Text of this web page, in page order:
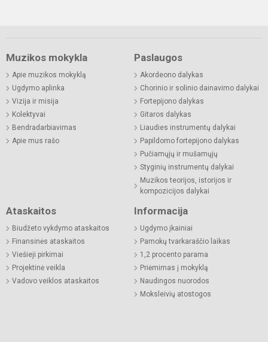
Muzikos mokykla
Apie muzikos mokyklą
Ugdymo aplinka
Vizija ir misija
Kolektyvai
Bendradarbiavimas
Apie mus rašo
Paslaugos
Akordeono dalykas
Chorinio ir solinio dainavimo dalykai
Fortepijono dalykas
Gitaros dalykas
Liaudies instrumentų dalykai
Papildomo fortepijono dalykas
Pučiamųjų ir mušamųjų
Styginių instrumentų dalykai
Muzikos teorijos, istorijos ir
kompozicijos dalykai
Ataskaitos
Biudžeto vykdymo ataskaitos
Finansinės ataskaitos
Viešieji pirkimai
Projektinė veikla
Vadovo veiklos ataskaitos
Informacija
Ugdymo įkainiai
Pamokų tvarkaraščio laikas
1,2 procento parama
Priėmimas į mokyklą
Naudingos nuorodos
Moksleivių atostogos